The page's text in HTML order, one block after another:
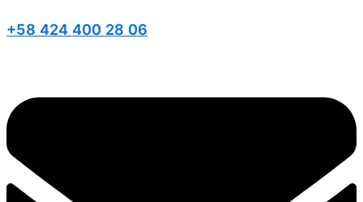
+58 424 400 28 06